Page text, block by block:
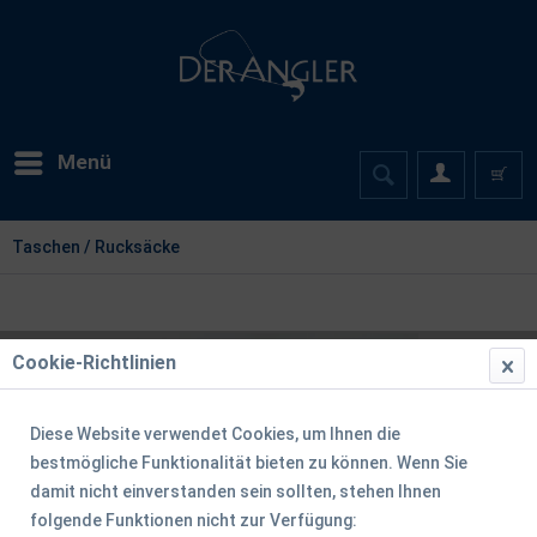
Menü
Taschen / Rucksäcke
Cookie-Richtlinien
Diese Website verwendet Cookies, um Ihnen die
bestmögliche Funktionalität bieten zu können. Wenn Sie
damit nicht einverstanden sein sollten, stehen Ihnen
folgende Funktionen nicht zur Verfügung: